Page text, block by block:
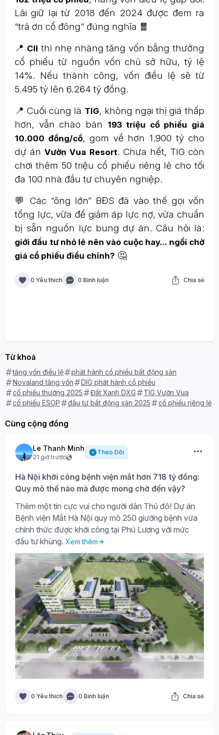
Lãi giữ lại từ 2018 đến 2024 được đem ra
“trả ơn cổ đông” đúng nghĩa 🧧
📍 CII thì nhẹ nhàng tăng vốn bằng thưởng
cổ phiếu từ nguồn vốn chủ sở hữu, tỷ lệ
14%. Nếu thành công, vốn điều lệ sẽ từ
5.495 tỷ lên 6.264 tỷ đồng.
📍 Cuối cùng là TIG, không ngại thị giá thấp
hơn, vẫn chào bán
193 triệu cổ phiếu giá
10.000 đồng/cổ, gom về hơn 1.900 tỷ cho
dự ánVườn Vua Resort. Chưa hết, TIG còn
chơi thêm 50 triệu cổ phiếu riêng lẻ cho tối
đa 100 nhà đầu tư chuyên nghiệp.
💬 Các “ông lớn” BĐS đã vào thế gọi vốn
tổng lực, vừa để giảm áp lực nợ, vừa chuẩn
bị sẵn nguồn lực bung dự án. Câu hỏi là:
giới đầu tư nhỏ lẻ nên vào cuộc hay... ngồi chờ
giá cổ phiếu điều chỉnh? 🤔
0 Yêu thích 0 Bình luận Chia sẻ
Từ khoá
tăng vốn điều lệ
phát hành cổ phiếu bất động sản
Novaland tăng vốn
DIG phát hành cổ phiếu
cổ phiếu thưởng 2025
Đất Xanh DXG
TIG Vườn Vua
cổ phiếu ESOP
đầu tư bất động sản 2025 cổ phiếu riêng lẻ
Cùng cộng đồng
Le Thanh Minh
21 giờ trước
Theo Dõi
Hà Nội khởi công bệnh viện mắt hơn 718 tỷ đồng:
Quy mô thế nào mà được mong chờ đến vậy?
Thêm một tin cực vui cho người dân Thủ đô! Dự án
Bệnh viện Mắt Hà Nội quy mô 250 giường bệnh vừa
chính thức được khởi công tại Phú Lương với mức
đầu tư khủng. Xem thêm
0 Yêu thích 0 Bình luận Chia sẻ